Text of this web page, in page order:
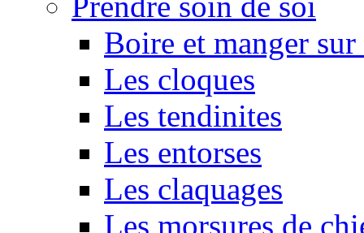
Boire et manger
Les cloques
Les tendinites
Les entorses
Les claquages
Les morsures de